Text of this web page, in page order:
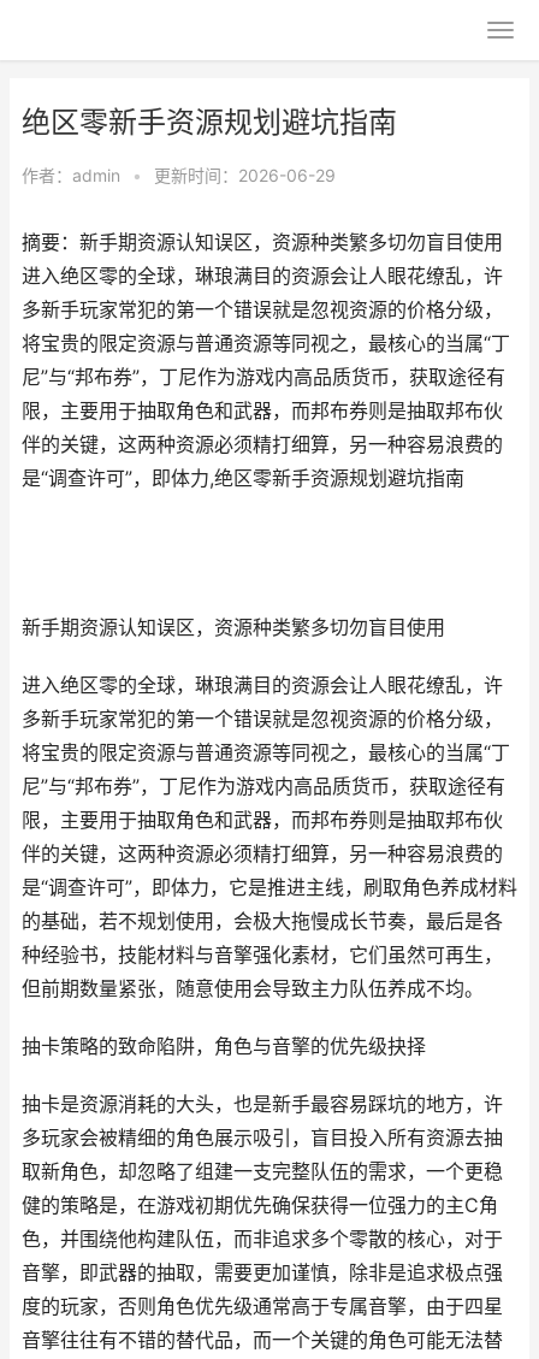
绝区零新手资源规划避坑指南
作者： admin • 更新时间：2026-06-29
摘要：新手期资源认知误区，资源种类繁多切勿盲目使用
进入绝区零的全球，琳琅满目的资源会让人眼花缭乱，许
多新手玩家常犯的第一个错误就是忽视资源的价格分级，
将宝贵的限定资源与普通资源等同视之，最核心的当属“丁
尼”与“邦布券”，丁尼作为游戏内高品质货币，获取途径有
限，主要用于抽取角色和武器，而邦布券则是抽取邦布伙
伴的关键，这两种资源必须精打细算，另一种容易浪费的
是“调查许可”，即体力,绝区零新手资源规划避坑指南
新手期资源认知误区，资源种类繁多切勿盲目使用
进入绝区零的全球，琳琅满目的资源会让人眼花缭乱，许
多新手玩家常犯的第一个错误就是忽视资源的价格分级，
将宝贵的限定资源与普通资源等同视之，最核心的当属“丁
尼”与“邦布券”，丁尼作为游戏内高品质货币，获取途径有
限，主要用于抽取角色和武器，而邦布券则是抽取邦布伙
伴的关键，这两种资源必须精打细算，另一种容易浪费的
是“调查许可”，即体力，它是推进主线，刷取角色养成材料
的基础，若不规划使用，会极大拖慢成长节奏，最后是各
种经验书，技能材料与音擎强化素材，它们虽然可再生，
但前期数量紧张，随意使用会导致主力队伍养成不均。
抽卡策略的致命陷阱，角色与音擎的优先级抉择
抽卡是资源消耗的大头，也是新手最容易踩坑的地方，许
多玩家会被精细的角色展示吸引，盲目投入所有资源去抽
取新角色，却忽略了组建一支完整队伍的需求，一个更稳
健的策略是，在游戏初期优先确保获得一位强力的主C角
色，并围绕他构建队伍，而非追求多个零散的核心，对于
音擎，即武器的抽取，需要更加谨慎，除非是追求极点强
度的玩家，否则角色优先级通常高于专属音擎，由于四星
音擎往往有不错的替代品，而一个关键的角色可能无法替